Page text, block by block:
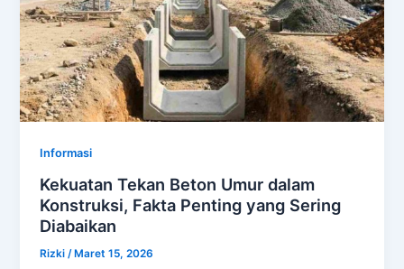
Informasi
Kekuatan Tekan Beton Umur dalam
Konstruksi, Fakta Penting yang Sering
Diabaikan
Rizki /Maret 15, 2026